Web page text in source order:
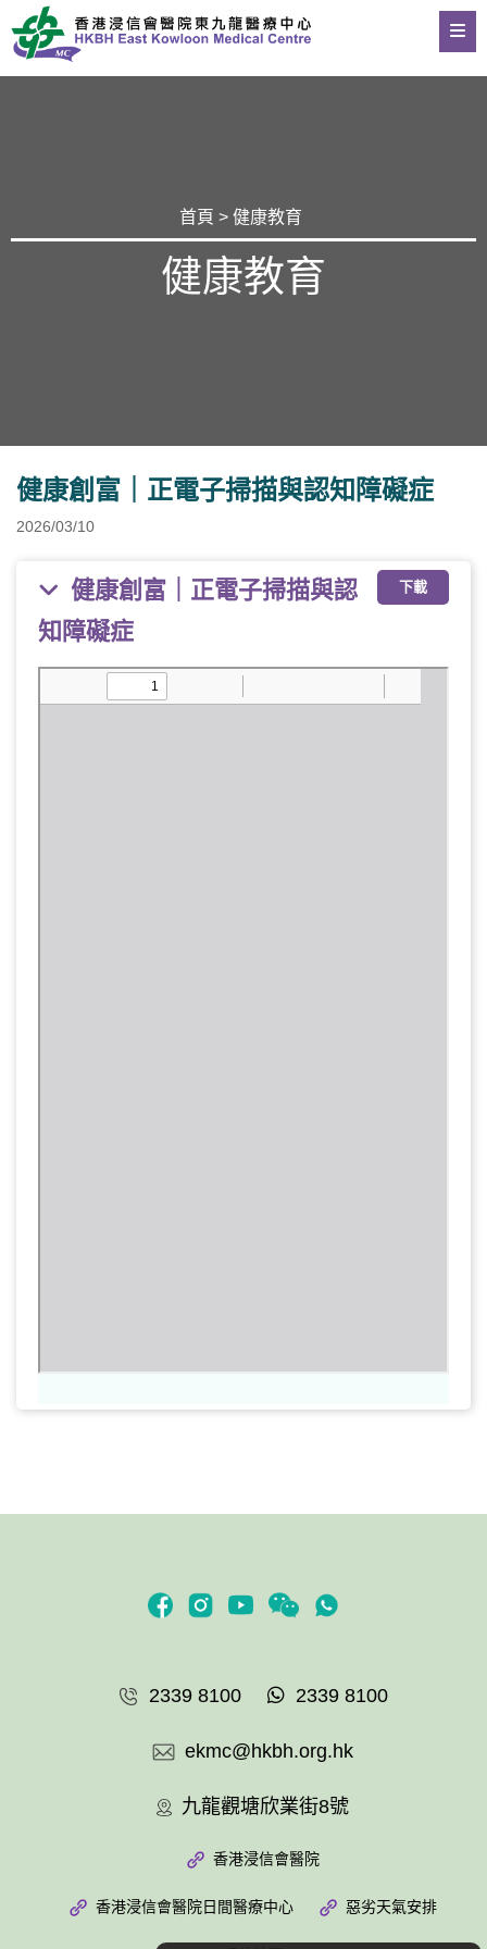
首頁 > 健康教育
健康教育
健康創富｜正電子掃描與認知障礙症
2026/03/10
下載
健康創富｜正電子掃描與認
知障礙症
2339 8100 2339 8100
ekmc@hkbh.org.hk
九龍觀塘欣業街8號
香港浸信會醫院
香港浸信會醫院日間醫療中心 惡劣天氣安排